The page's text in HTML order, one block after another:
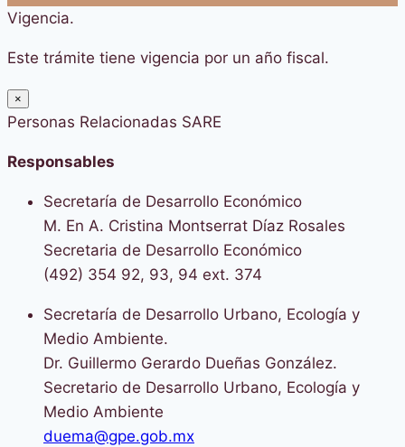
Vigencia.
Este trámite tiene vigencia por un año fiscal.
×
Personas Relacionadas SARE
Responsables
Secretaría de Desarrollo Económico
M. En A. Cristina Montserrat Díaz Rosales
Secretaria de Desarrollo Económico
(492) 354 92, 93, 94 ext. 374
Secretaría de Desarrollo Urbano, Ecología y
Medio Ambiente.
Dr. Guillermo Gerardo Dueñas González.
Secretario de Desarrollo Urbano, Ecología y
Medio Ambiente
duema@gpe.gob.mx